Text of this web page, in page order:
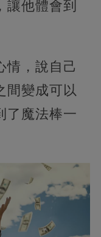
讓他體會到
情，說自己
間變成可以
了魔法棒一